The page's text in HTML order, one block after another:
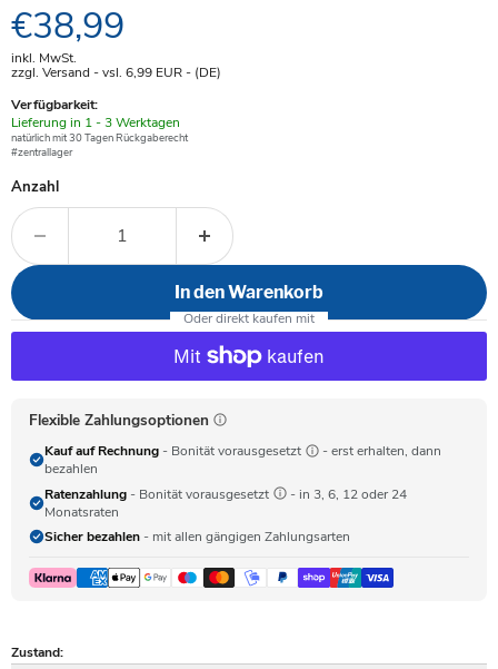
Aktueller Preis
€38,99
inkl. MwSt.
zzgl. Versand - vsl. 6,99 EUR- (DE)
Verfügbarkeit:
Verfügbar
-
Lieferung in 1 - 3 Werktagen
natürlich mit 30 Tagen Rückgaberecht
#zentrallager
Anzahl
In den Warenkorb
Flexible Zahlungsoptionen
Kauf auf Rechnung - Bonität vorausgesetzt
- erst erhalten, dann
bezahlen
Ratenzahlung - Bonität vorausgesetzt
- in 3, 6, 12 oder 24
Monatsraten
Sicher bezahlen - mit allen gängigen Zahlungsarten
Zustand: